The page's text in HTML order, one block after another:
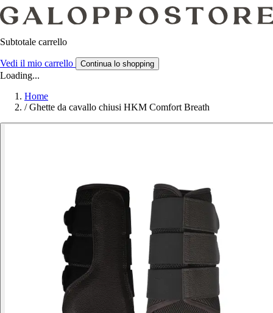
Subtotale carrello
Vedi il mio carrello Continua lo shopping
Loading...
Home
/ Ghette da cavallo chiusi HKM Comfort Breath